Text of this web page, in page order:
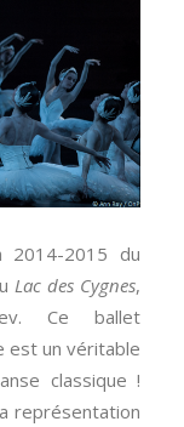
2014-2015 du
Lac des Cygnes,
Ce ballet
est un véritable
classique !
représentation